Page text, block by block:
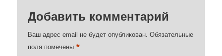
Добавить комментарий
Ваш адрес email не будет опубликован. Обязательные
поля помечены*